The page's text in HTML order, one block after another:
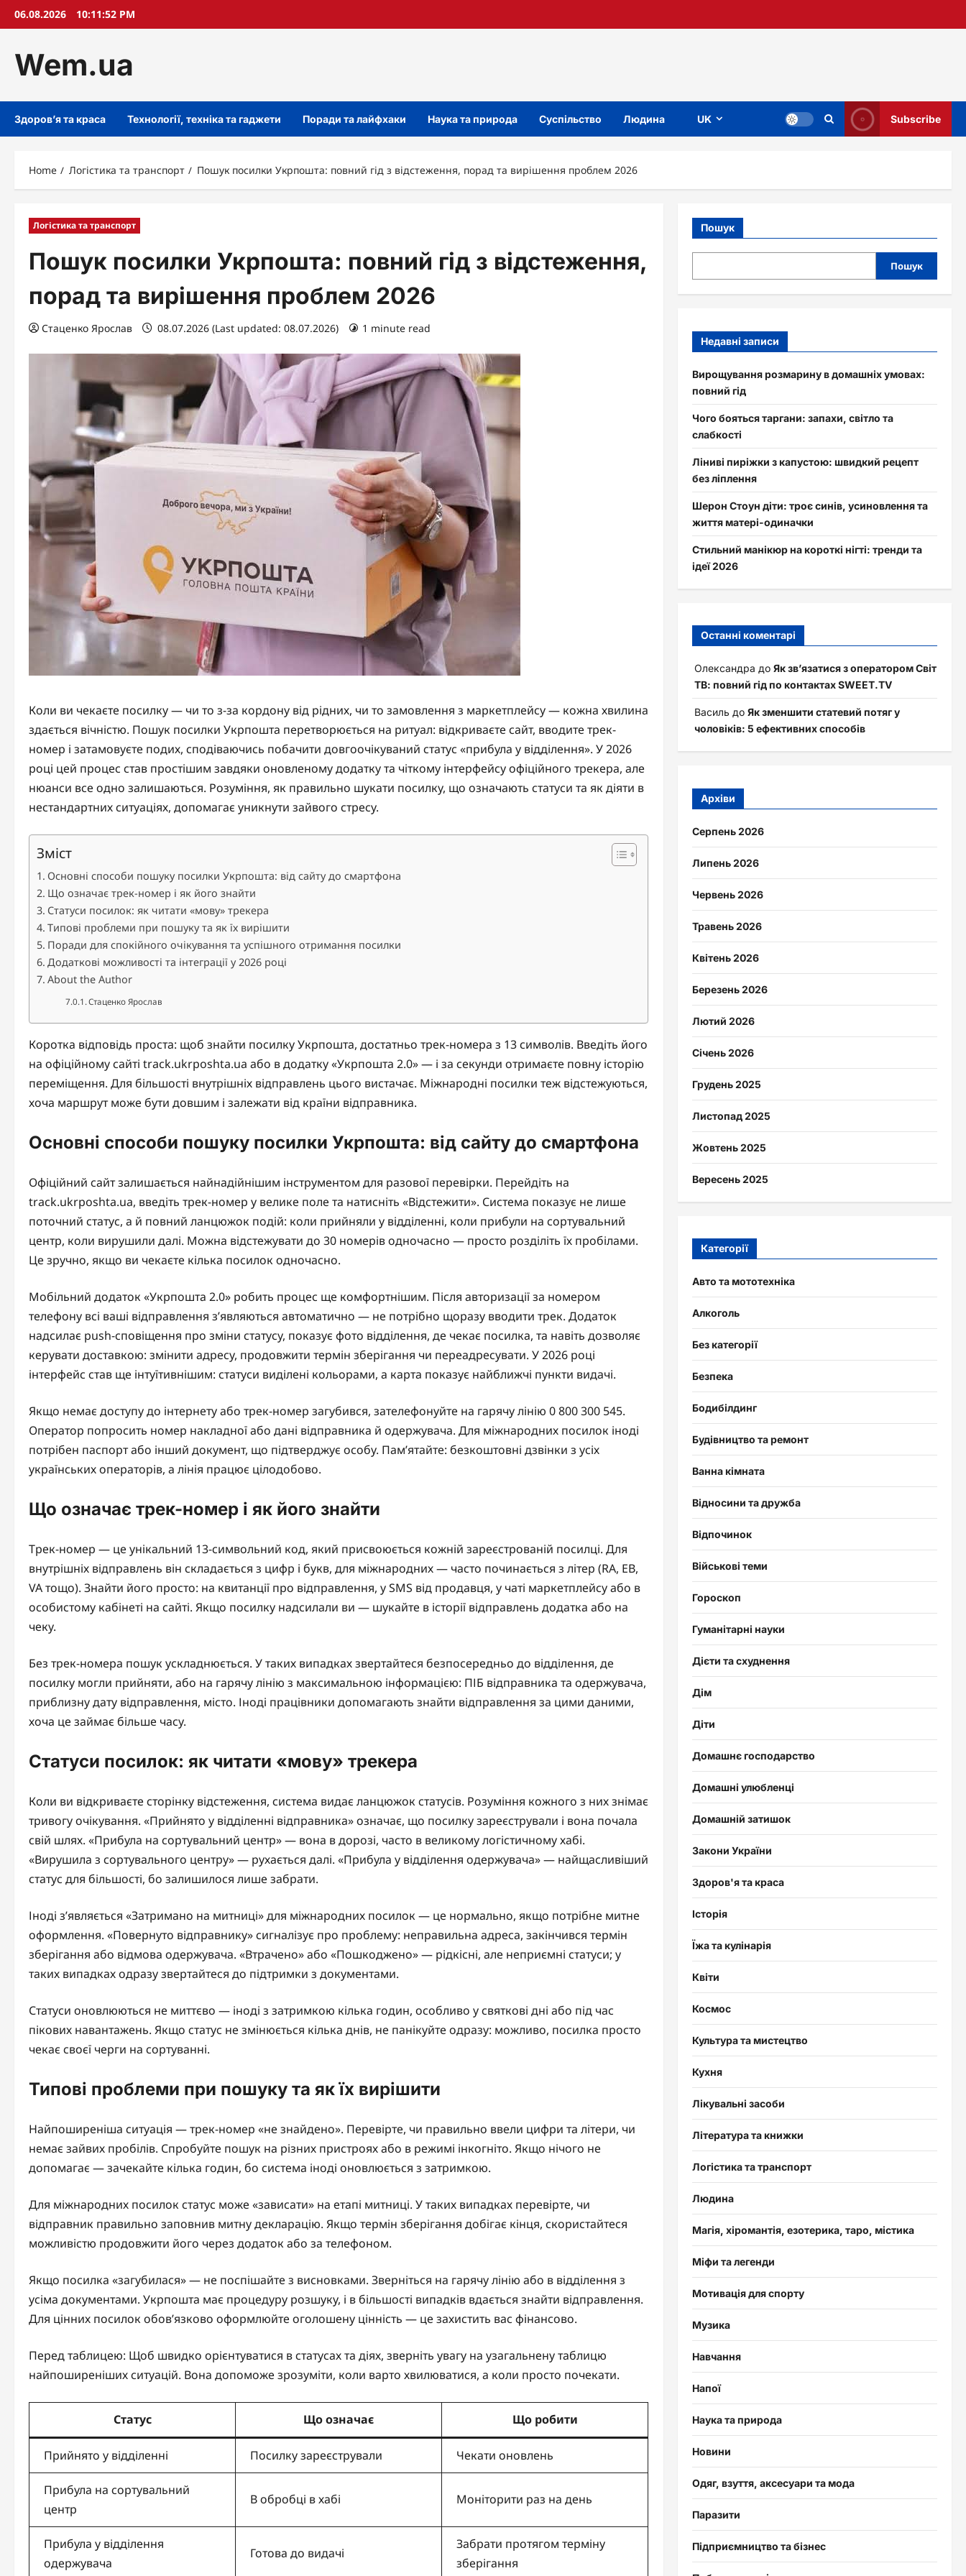
Skip06.08.2026 10:11:53 PM
Wem.ua
Здоров’я та краса Технології, техніка та гаджети Поради та лайфхаки Наука та природа Суспільство Людина UK Subscribe
Home Логістика та транспорт Пошук посилки Укрпошта: повний гід з відстеження, порад та вирішення проблем 2026
Логістика та транспорт
Пошук посилки Укрпошта: повний гід з відстеження,
порад та вирішення проблем 2026
Стаценко Ярослав 08.07.2026 (Last updated: 08.07.2026) 1 minute read
Коли ви чекаєте посилку — чи то з-за кордону від рідних, чи то замовлення з маркетплейсу — кожна хвилина
здається вічністю. Пошук посилки Укрпошта перетворюється на ритуал: відкриваєте сайт, вводите трек-
номер і затамовуєте подих, сподіваючись побачити довгоочікуваний статус «прибула у відділення». У 2026
році цей процес став простішим завдяки оновленому додатку та чіткому інтерфейсу офіційного трекера, але
нюанси все одно залишаються. Розуміння, як правильно шукати посилку, що означають статуси та як діяти в
нестандартних ситуаціях, допомагає уникнути зайвого стресу.
Зміст
Основні способи пошуку посилки Укрпошта: від сайту до смартфона
Що означає трек-номер і як його знайти
Статуси посилок: як читати «мову» трекера
Типові проблеми при пошуку та як їх вирішити
Поради для спокійного очікування та успішного отримання посилки
Додаткові можливості та інтеграції у 2026 році
About the Author
Стаценко Ярослав
Коротка відповідь проста: щоб знайти посилку Укрпошта, достатньо трек-номера з 13 символів. Введіть його
на офіційному сайті track.ukrposhta.ua або в додатку «Укрпошта 2.0» — і за секунди отримаєте повну історію
переміщення. Для більшості внутрішніх відправлень цього вистачає. Міжнародні посилки теж відстежуються,
хоча маршрут може бути довшим і залежати від країни відправника.
Основні способи пошуку посилки Укрпошта: від сайту до смартфона
Офіційний сайт залишається найнадійнішим інструментом для разової перевірки. Перейдіть на
track.ukrposhta.ua, введіть трек-номер у велике поле та натисніть «Відстежити». Система показує не лише
поточний статус, а й повний ланцюжок подій: коли прийняли у відділенні, коли прибули на сортувальний
центр, коли вирушили далі. Можна відстежувати до 30 номерів одночасно — просто розділіть їх пробілами.
Це зручно, якщо ви чекаєте кілька посилок одночасно.
Мобільний додаток «Укрпошта 2.0» робить процес ще комфортнішим. Після авторизації за номером
телефону всі ваші відправлення з’являються автоматично — не потрібно щоразу вводити трек. Додаток
надсилає push-сповіщення про зміни статусу, показує фото відділення, де чекає посилка, та навіть дозволяє
керувати доставкою: змінити адресу, продовжити термін зберігання чи переадресувати. У 2026 році
інтерфейс став ще інтуїтивнішим: статуси виділені кольорами, а карта показує найближчі пункти видачі.
Якщо немає доступу до інтернету або трек-номер загубився, зателефонуйте на гарячу лінію 0 800 300 545.
Оператор попросить номер накладної або дані відправника й одержувача. Для міжнародних посилок іноді
потрібен паспорт або інший документ, що підтверджує особу. Пам’ятайте: безкоштовні дзвінки з усіх
українських операторів, а лінія працює цілодобово.
Що означає трек-номер і як його знайти
Трек-номер — це унікальний 13-символьний код, який присвоюється кожній зареєстрованій посилці. Для
внутрішніх відправлень він складається з цифр і букв, для міжнародних — часто починається з літер (RA, EB,
VA тощо). Знайти його просто: на квитанції про відправлення, у SMS від продавця, у чаті маркетплейсу або в
особистому кабінеті на сайті. Якщо посилку надсилали ви — шукайте в історії відправлень додатка або на
чеку.
Без трек-номера пошук ускладнюється. У таких випадках звертайтеся безпосередньо до відділення, де
посилку могли прийняти, або на гарячу лінію з максимальною інформацією: ПІБ відправника та одержувача,
приблизну дату відправлення, місто. Іноді працівники допомагають знайти відправлення за цими даними,
хоча це займає більше часу.
Статуси посилок: як читати «мову» трекера
Коли ви відкриваєте сторінку відстеження, система видає ланцюжок статусів. Розуміння кожного з них знімає
тривогу очікування. «Прийнято у відділенні відправника» означає, що посилку зареєстрували і вона почала
свій шлях. «Прибула на сортувальний центр» — вона в дорозі, часто в великому логістичному хабі.
«Вирушила з сортувального центру» — рухається далі. «Прибула у відділення одержувача» — найщасливіший
статус для більшості, бо залишилося лише забрати.
Іноді з’являється «Затримано на митниці» для міжнародних посилок — це нормально, якщо потрібне митне
оформлення. «Повернуто відправнику» сигналізує про проблему: неправильна адреса, закінчився термін
зберігання або відмова одержувача. «Втрачено» або «Пошкоджено» — рідкісні, але неприємні статуси; у
таких випадках одразу звертайтеся до підтримки з документами.
Статуси оновлюються не миттєво — іноді з затримкою кілька годин, особливо у святкові дні або під час
пікових навантажень. Якщо статус не змінюється кілька днів, не панікуйте одразу: можливо, посилка просто
чекає своєї черги на сортуванні.
Типові проблеми при пошуку та як їх вирішити
Найпоширеніша ситуація — трек-номер «не знайдено». Перевірте, чи правильно ввели цифри та літери, чи
немає зайвих пробілів. Спробуйте пошук на різних пристроях або в режимі інкогніто. Якщо нічого не
допомагає — зачекайте кілька годин, бо система іноді оновлюється з затримкою.
Для міжнародних посилок статус може «зависати» на етапі митниці. У таких випадках перевірте, чи
відправник правильно заповнив митну декларацію. Якщо термін зберігання добігає кінця, скористайтеся
можливістю продовжити його через додаток або за телефоном.
Якщо посилка «загубилася» — не поспішайте з висновками. Зверніться на гарячу лінію або в відділення з
усіма документами. Укрпошта має процедуру розшуку, і в більшості випадків вдається знайти відправлення.
Для цінних посилок обов’язково оформлюйте оголошену цінність — це захистить вас фінансово.
Перед таблицею: Щоб швидко орієнтуватися в статусах та діях, зверніть увагу на узагальнену таблицю
найпоширеніших ситуацій. Вона допоможе зрозуміти, коли варто хвилюватися, а коли просто почекати.
Статус Що означає Що робити
Прийнято у відділенні Посилку зареєстрували Чекати оновлень
Прибула на сортувальний
центр
В обробці в хабі Моніторити раз на день
Прибула у відділення
одержувача
Готова до видачі
Забрати протягом терміну
зберігання
Пошук
Пошук
Недавні записи
Вирощування розмарину в домашніх умовах:
повний гід
Чого бояться таргани: запахи, світло та
слабкості
Ліниві пиріжки з капустою: швидкий рецепт
без ліплення
Шерон Стоун діти: троє синів, усиновлення та
життя матері-одиначки
Стильний манікюр на короткі нігті: тренди та
ідеї 2026
Останні коментарі
Олександра до Як зв’язатися з оператором Світ
ТВ: повний гід по контактах SWEET.TV
Василь до Як зменшити статевий потяг у
чоловіків: 5 ефективних способів
Архіви
Серпень 2026
Липень 2026
Червень 2026
Травень 2026
Квітень 2026
Березень 2026
Лютий 2026
Січень 2026
Грудень 2025
Листопад 2025
Жовтень 2025
Вересень 2025
Категорії
Авто та мототехніка
Алкоголь
Без категорії
Безпека
Бодибілдинг
Будівництво та ремонт
Ванна кімната
Відносини та дружба
Відпочинок
Військові теми
Гороскоп
Гуманітарні науки
Дієти та схуднення
Дім
Діти
Домашнє господарство
Домашні улюбленці
Домашній затишок
Закони України
Здоров'я та краса
Історія
Їжа та кулінарія
Квіти
Космос
Культура та мистецтво
Кухня
Лікувальні засоби
Література та книжки
Логістика та транспорт
Людина
Магія, хіромантія, езотерика, таро, містика
Міфи та легенди
Мотивація для спорту
Музика
Навчання
Напої
Наука та природа
Новини
Одяг, взуття, аксесуари та мода
Паразити
Підприємництво та бізнес